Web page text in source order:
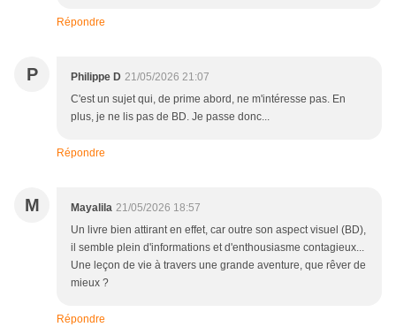
Répondre
P Philippe D 21/05/2026 21:07
C'est un sujet qui, de prime abord, ne m'intéresse pas. En
plus, je ne lis pas de BD. Je passe donc...
Répondre
M Mayalila 21/05/2026 18:57
Un livre bien attirant en effet, car outre son aspect visuel (BD),
il semble plein d'informations et d'enthousiasme contagieux...
Une leçon de vie à travers une grande aventure, que rêver de
mieux ?
Répondre